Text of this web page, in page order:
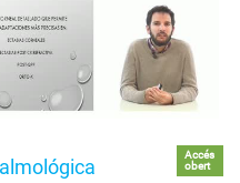
Accés
obert